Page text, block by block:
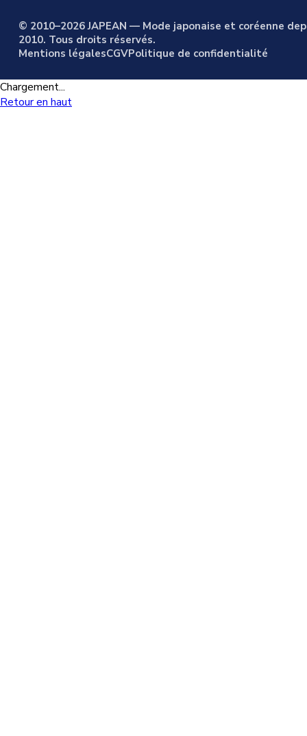
© 2010–2026 JAPEAN — Mode japonaise et coréenne
2010. Tous droits réservés.
Mentions légalesCGVPolitique de confidentialité
Chargement...
Retour en haut